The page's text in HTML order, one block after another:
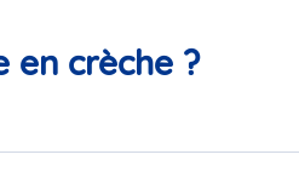
en crèche ?